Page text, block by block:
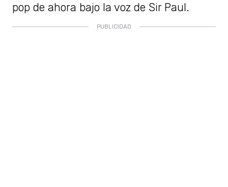
pop de ahora bajo la voz de Sir Paul.